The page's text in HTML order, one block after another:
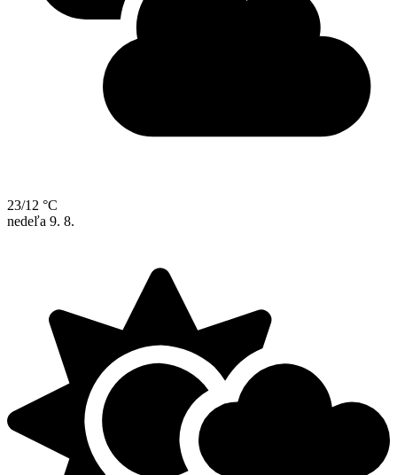
23/12 °C
nedeľa 9. 8.